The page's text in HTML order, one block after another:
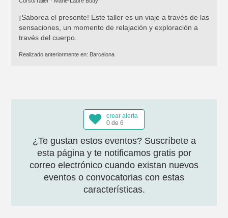
¡Saborea el presente! Este taller es un viaje a través de las
sensaciones, un momento de relajación y exploración a
través del cuerpo.
Realizado anteriormente en: Barcelona
crear alerta
0 de 6
¿Te gustan estos eventos? Suscríbete a
esta página y te notificamos gratis por
correo electrónico cuando existan nuevos
eventos o convocatorias con estas
características.